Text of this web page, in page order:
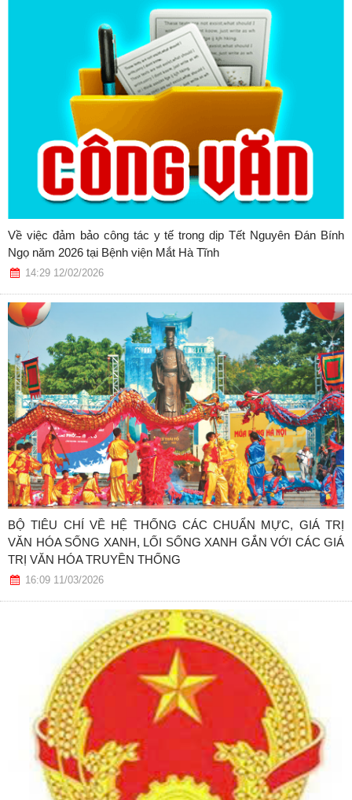
Về việc đảm bảo công tác y tế trong dịp Tết Nguyên Đán Bính
Ngọ năm 2026 tại Bệnh viện Mắt Hà Tĩnh
14:29 12/02/2026
BỘ TIÊU CHÍ VỀ HỆ THỐNG CÁC CHUẨN MỰC, GIÁ TRỊ
VĂN HÓA SỐNG XANH, LỐI SỐNG XANH GẮN VỚI CÁC GIÁ
TRỊ VĂN HÓA TRUYỀN THỐNG
16:09 11/03/2026